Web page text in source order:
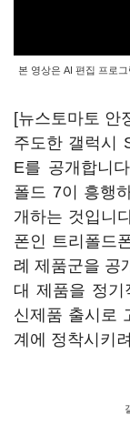
본 영상은 AI 편집 프로
[뉴스토마토 안
주도한 갤럭시
E를 공개합니
폴드 7이 흥행
개하는 것입니
폰인 트리폴드
례 제품군을 공
대 제품을 정기
신제품 출시로
계에 정착시키